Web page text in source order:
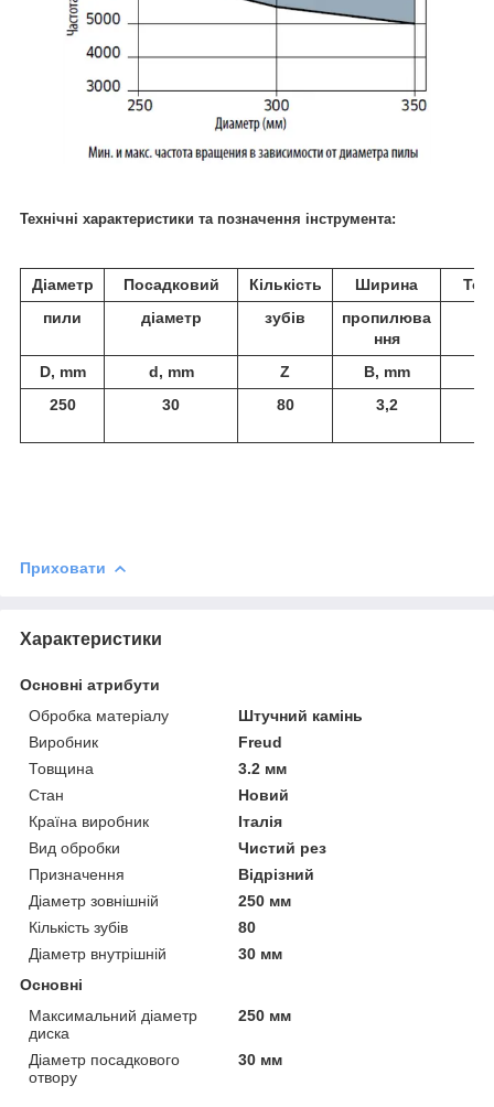
Технічні характеристики та позначення інструмента:
Діаметр Посадковий Кількість Ширина
пили
діаметр зубів
пропилюва
ння
D, mm d, mm Z B, mm
250
30 80 3,2
Приховати
Характеристики
Основні атрибути
Обробка матеріалу
Штучний камінь
Виробник
Freud
Товщина
3.2 мм
Стан
Новий
Країна виробник
Італія
Вид обробки
Чистий рез
Призначення
Відрізний
Діаметр зовнішній
250 мм
Кількість зубів
80
Діаметр внутрішній
30 мм
Основні
Максимальний діаметр
диска
250 мм
Діаметр посадкового
отвору
30 мм